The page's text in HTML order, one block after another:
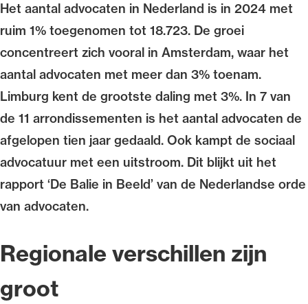
Het aantal advocaten in Nederland is in 2024 met
ruim 1% toegenomen tot 18.723. De groei
concentreert zich vooral in Amsterdam, waar het
aantal advocaten met meer dan 3% toenam.
Limburg kent de grootste daling met 3%. In 7 van
de 11 arrondissementen is het aantal advocaten de
afgelopen tien jaar gedaald. Ook kampt de sociaal
advocatuur met een uitstroom. Dit blijkt uit het
rapport ‘De Balie in Beeld’ van de Nederlandse orde
van advocaten.
Regionale verschillen zijn
groot
Ondersteuning voor advocaten bij hun
het rechtsgebiedenregister en
geheimhoudernummers.